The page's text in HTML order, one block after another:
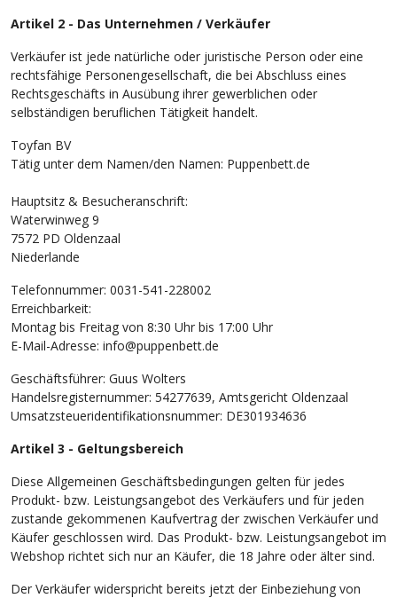
Artikel 2 - Das Unternehmen / Verkäufer
Verkäufer ist jede natürliche oder juristische Person oder eine
rechtsfähige Personengesellschaft, die bei Abschluss eines
Rechtsgeschäfts in Ausübung ihrer gewerblichen oder
selbständigen beruflichen Tätigkeit handelt.
Toyfan BV
Tätig unter dem Namen/den Namen: Puppenbett.de
Hauptsitz & Besucheranschrift:
Waterwinweg 9
7572 PD Oldenzaal
Niederlande
Telefonnummer: 0031-541-228002
Erreichbarkeit:
Montag bis Freitag von 8:30 Uhr bis 17:00 Uhr
E-Mail-Adresse: info@puppenbett.de
Geschäftsführer: Guus Wolters
Handelsregisternummer: 54277639, Amtsgericht Oldenzaal
Umsatzsteueridentifikationsnummer: DE301934636
Artikel 3 - Geltungsbereich
Diese Allgemeinen Geschäftsbedingungen gelten für jedes
Produkt- bzw. Leistungsangebot des Verkäufers und für jeden
zustande gekommenen Kaufvertrag der zwischen Verkäufer und
Käufer geschlossen wird. Das Produkt- bzw. Leistungsangebot im
Webshop richtet sich nur an Käufer, die 18 Jahre oder älter sind.
Der Verkäufer widerspricht bereits jetzt der Einbeziehung von